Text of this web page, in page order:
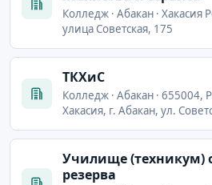
Колледж · Абакан · Хакасия
улица Советская, 175
ТКХиС
Колледж · Абакан · 655004,
Хакасия, г. Абакан, ул.
Училище (техникум)
резерва